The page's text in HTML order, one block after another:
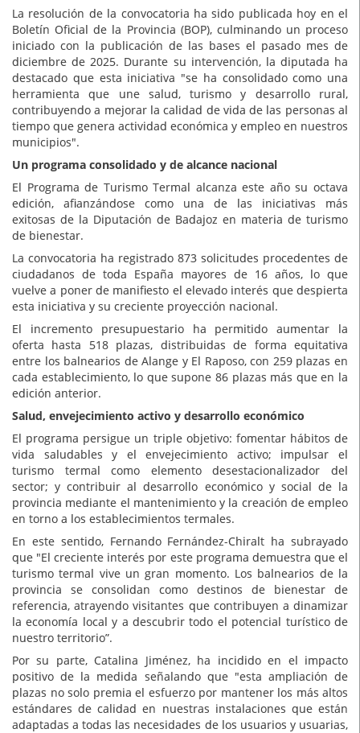
La resolución de la convocatoria ha sido publicada hoy en el
Boletín Oficial de la Provincia (BOP), culminando un proceso
iniciado con la publicación de las bases el pasado mes de
diciembre de 2025. Durante su intervención, la diputada ha
destacado que esta iniciativa "se ha consolidado como una
herramienta que une salud, turismo y desarrollo rural,
contribuyendo a mejorar la calidad de vida de las personas al
tiempo que genera actividad económica y empleo en nuestros
municipios".
Un programa consolidado y de alcance nacional
El Programa de Turismo Termal alcanza este año su octava
edición, afianzándose como una de las iniciativas más
exitosas de la Diputación de Badajoz en materia de turismo
de bienestar.
La convocatoria ha registrado 873 solicitudes procedentes de
ciudadanos de toda España mayores de 16 años, lo que
vuelve a poner de manifiesto el elevado interés que despierta
esta iniciativa y su creciente proyección nacional.
El incremento presupuestario ha permitido aumentar la
oferta hasta 518 plazas, distribuidas de forma equitativa
entre los balnearios de Alange y El Raposo, con 259 plazas en
cada establecimiento, lo que supone 86 plazas más que en la
edición anterior.
Salud, envejecimiento activo y desarrollo económico
El programa persigue un triple objetivo: fomentar hábitos de
vida saludables y el envejecimiento activo; impulsar el
turismo termal como elemento desestacionalizador del
sector; y contribuir al desarrollo económico y social de la
provincia mediante el mantenimiento y la creación de empleo
en torno a los establecimientos termales.
En este sentido, Fernando Fernández-Chiralt ha subrayado
que "El creciente interés por este programa demuestra que el
turismo termal vive un gran momento. Los balnearios de la
provincia se consolidan como destinos de bienestar de
referencia, atrayendo visitantes que contribuyen a dinamizar
la economía local y a descubrir todo el potencial turístico de
nuestro territorio”.
Por su parte, Catalina Jiménez, ha incidido en el impacto
positivo de la medida señalando que "esta ampliación de
plazas no solo premia el esfuerzo por mantener los más altos
estándares de calidad en nuestras instalaciones que están
adaptadas a todas las necesidades de los usuarios y usuarias,